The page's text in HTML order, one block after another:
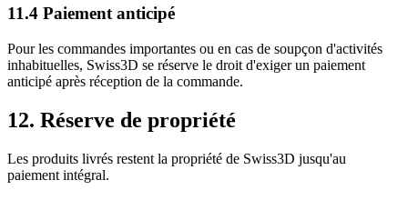
11.4 Paiement anticipé
Pour les commandes importantes ou en cas de soupçon d'activités
inhabituelles, Swiss3D se réserve le droit d'exiger un paiement
anticipé après réception de la commande.
12. Réserve de propriété
Les produits livrés restent la propriété de Swiss3D jusqu'au
paiement intégral.